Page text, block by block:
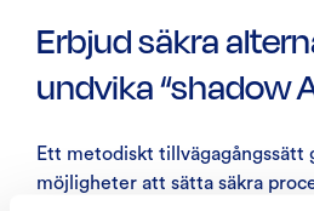
Erbjud säkra
undvika “shadow
Ett metodiskt tillvägagångssätt
möjligheter att sätta säkra